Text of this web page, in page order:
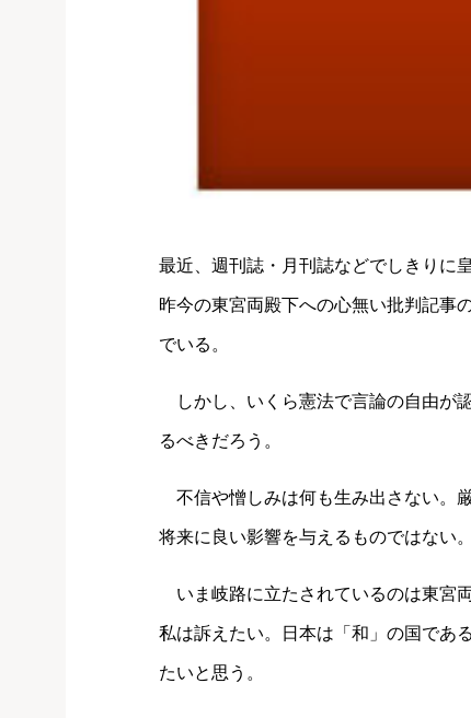
最近、週刊誌・月刊誌などでしきりに
昨今の東宮両殿下への心無い批判記事
でいる。
しかし、いくら憲法で言論の自由が
るべきだろう。
不信や憎しみは何も生み出さない。
将来に良い影響を与えるものではない。
いま岐路に立たされているのは東宮
私は訴えたい。日本は「和」の国であ
たいと思う。